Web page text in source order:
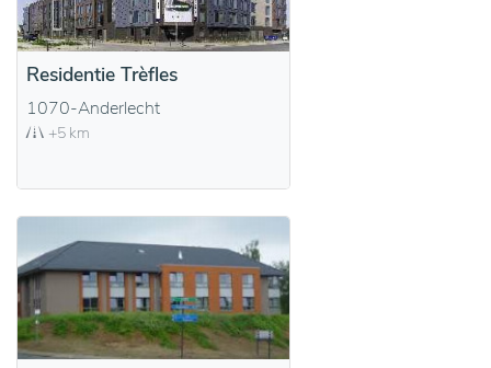
Residentie Trèfles
1070-Anderlecht
+5 km